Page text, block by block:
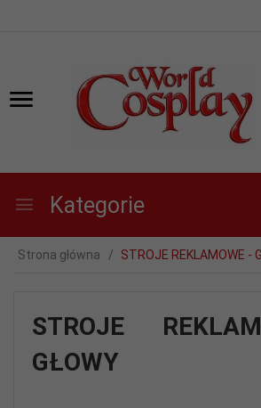
Kategorie
Strona główna STROJE REKLAMOWE -
STROJE
GŁOWY